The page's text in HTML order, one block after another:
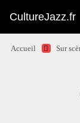
CultureJazz.fr
Accueil Sur